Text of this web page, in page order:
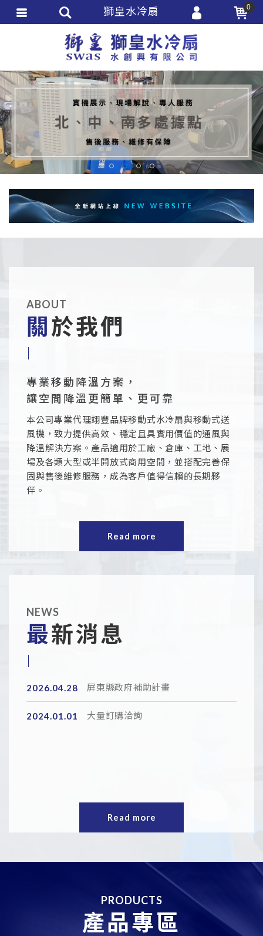
ABOUT
關於我們
專業移動降溫方案，
讓空間降溫更簡單、更可靠
本公司專業代理翊豐品牌移動式水冷扇與移動式送
風機，致力提供高效、穩定且具實用價值的通風與
降溫解決方案。產品適用於工廠、倉庫、工地、展
場及各類大型或半開放式商用空間，並搭配完善保
固與售後維修服務，成為客戶值得信賴的長期夥
伴。
Read more
NEWS
最新消息
2026.04.28 屏東縣政府補助計畫
2024.01.01 大量訂購洽詢
Read more
PRODUCTS
產品專區
獅皇水冷扇 0
會員登入
會員註冊
忘記密碼
訂單查詢
追蹤清單
匯款通知